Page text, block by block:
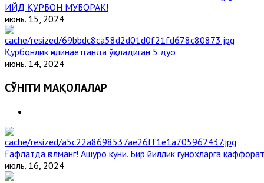
ИЙД ҚУРБОН МУБОРАК!
июнь. 15, 2024
Қурбонлик қилинаётганда ўқиладиган 5 дуо
июнь. 14, 2024
СЎНГГИ МАҚОЛАЛАР
Ғафлатда қолманг! Ашуро куни. Бир йиллик гуноҳларга
июль. 16, 2024